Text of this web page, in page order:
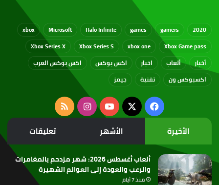
2020
gamers
games
Halo Infinite
Microsoft
xbox
Xbox Game pass
xbox one
Xbox Series S
Xbox Series X
أخبار
ألعاب اخبار اكس بوكس
اكس بوكس العرب
اكسبوكس ون
تقنية جيمز
فيسبوك
‫X
‫YouTubeانستقرامملخص
الموقع
RSS
الأخيرة الأشهر تعليقات
ألعاب أغسطس 2026: شهر مزدحم بالمغامرات
والرعب والعودة إلى العوالم الشهيرة
منذ 7 أيام